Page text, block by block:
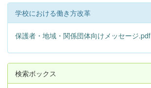
学校における働き方改革
保護者・地域・関係団体向けメッセージ.pdf
検索ボックス